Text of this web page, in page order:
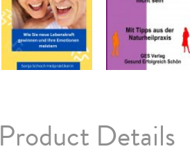
Product Details